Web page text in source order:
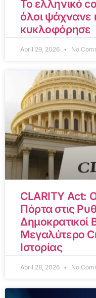
Το ελληνικό
όλοι ψάχνανε
κυκλοφόρησε
April 29, 2026 No
CLARITY Act:
Πόρτα στις
Δημοκρατικοί
Μεγαλύτερο
Ιστορίας
April 28, 2026 No